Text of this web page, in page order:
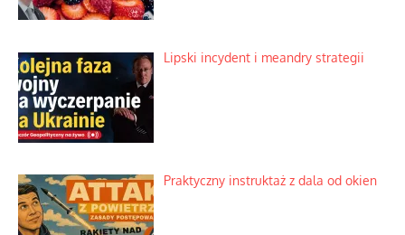
Lipski incydent i meandry strategii
Praktyczny instruktaż z dala od okien